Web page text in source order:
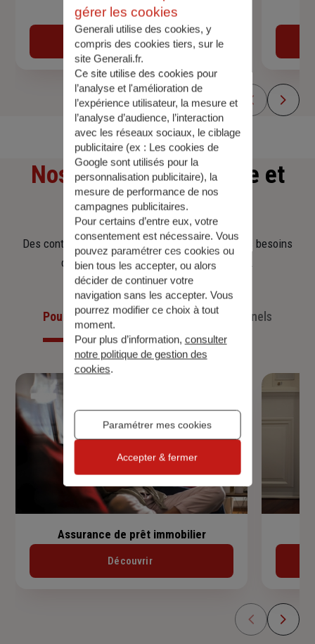
Devis assurance auto
Obtenir une estimation
Nos offresd'assurance et
d'épargne
Des contrats clairs et flexibles pour sécuriser vos besoins
d’aujourd’hui et anticiper ceux de demain.
Pour les particuliers Pour les professionnels
Assurance de prêt immobilier
Découvrir
gérer les cookies
Generali utilise des cookies, y
compris des cookies tiers, sur le
site Generali.fr.
Ce site utilise des cookies pour
l’analyse et l'amélioration de
l’expérience utilisateur, la mesure et
l’analyse d’audience, l’interaction
avec les réseaux sociaux, le ciblage
publicitaire (ex : Les cookies de
Google sont utilisés pour la
personnalisation publicitaire), la
mesure de performance de nos
campagnes publicitaires.
Pour certains d’entre eux, votre
consentement est nécessaire. Vous
pouvez paramétrer ces cookies ou
bien tous les accepter, ou alors
décider de continuer votre
navigation sans les accepter. Vous
pourrez modifier ce choix à tout
moment.
Pour plus d’information, consulter
notre politique de gestion des
cookies.
Paramétrer mes cookies
Accepter & fermer